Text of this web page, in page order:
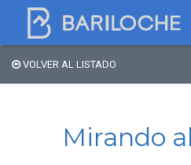
VOLVER AL LISTADO
Mirando